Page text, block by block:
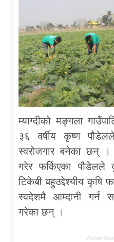
म्याग्दीको मङ्गला
३६ वर्षीय कृष्ण
स्वरोजगार बनेका छन् ।
गरेर फर्किएका पौडेलले
टिकेबी बहुउद्देश्यीय कृषि
स्वदेशमै आम्दानी गर्न
गरेका छन् ।